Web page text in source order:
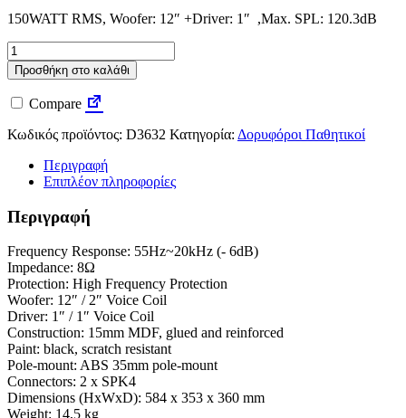
150WATT RMS, Woofer: 12″ +Driver: 1″ ,Max. SPL: 120.3dB
Dap
Audio
DRX-
12
ποσότητα
Προσθήκη στο καλάθι
Compare
Κωδικός προϊόντος: D3632 Κατηγορία: Δορυφόροι Παθητικοί
Περιγραφή
Επιπλέον πληροφορίες
Περιγραφή
Frequency Response: 55Hz~20kHz (- 6dB)
Impedance: 8Ω
Protection: High Frequency Protection
Woofer: 12″ / 2″ Voice Coil
Driver: 1″ / 1″ Voice Coil
Construction: 15mm MDF, glued and reinforced
Paint: black, scratch resistant
Pole-mount: ABS 35mm pole-mount
Connectors: 2 x SPK4
Dimensions (HxWxD): 584 x 353 x 360 mm
Weight: 14,5 kg